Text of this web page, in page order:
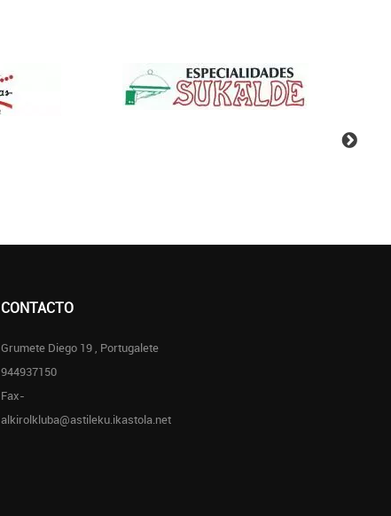
CONTACTO
Grumete Diego 19 , Portugalete
944937150
Fax-
alkirolkluba@astileku.ikastola.net